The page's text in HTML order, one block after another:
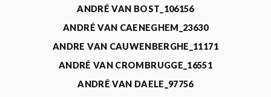
ANDRÉ VAN BOST_106156
ANDRÉ VAN CAENEGHEM_23630
ANDRE VAN CAUWENBERGHE_11171
ANDRÉ VAN CROMBRUGGE_16551
ANDRÉ VAN DAELE_97756